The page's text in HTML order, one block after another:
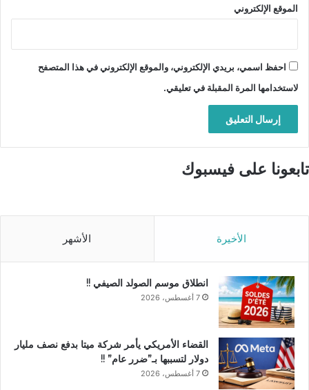
الموقع الإلكتروني
احفظ اسمي، بريدي الإلكتروني، والموقع الإلكتروني في هذا المتصفح
لاستخدامها المرة المقبلة في تعليقي.
تابعونا على فيسبوك
الأخيرة الأشهر
انطلاق موسم الصولد الصيفي !!
7 أغسطس، 2026
القضاء الأمريكي يأمر شركة ميتا بدفع نصف مليار
دولار لتسببها بـ”ضرر عام” !!
7 أغسطس، 2026